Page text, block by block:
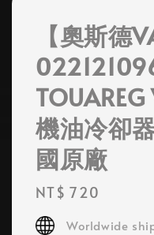
【奧斯德
機油冷卻
國原廠
Regular
price
NT$ 720
Worldwide